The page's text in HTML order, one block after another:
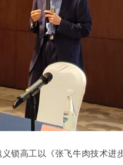
高工以《张飞牛肉技术进